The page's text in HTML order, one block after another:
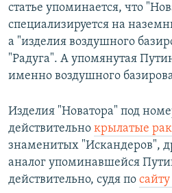
статье упоминается, что
специализируется на
а "изделия воздушного
"Радуга". А упомянутая
именно воздушного
Изделия "Новатора" под
действительно крылатые
знаменитых "Искандеров",
аналог упоминавшейся
действительно, судя по